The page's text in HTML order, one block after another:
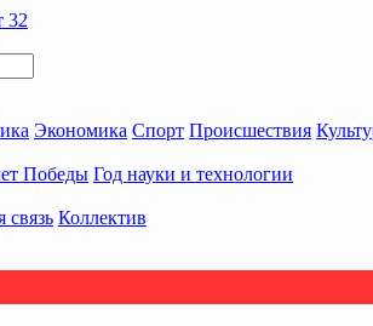
Экономика Спорт Происшествия
Победы Год науки и технологии
связь Коллектив